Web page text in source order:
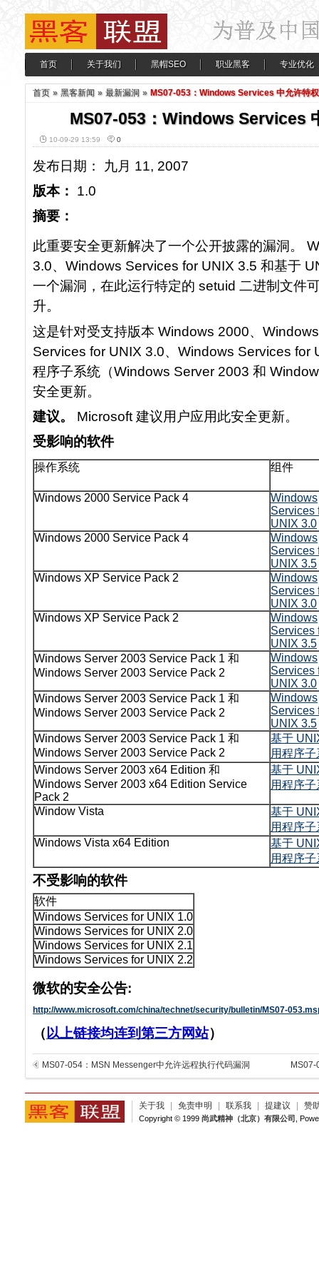
首页 关于我们 黑帽SEO 职业黑客 专业优化
首页 » 黑客新闻 » 最新漏洞 » MS07-053：Windows Services 中允许特
MS07-053：Windows Services
10-09-29 13:59 0
发布日期： 九月 11, 2007
版本： 1.0
摘要：
此重要安全更新解决了一个公开披露的漏洞。
3.0、Windows Services for UNIX 3.5 和基于
一个漏洞，在此运行特定的 setuid 二进制文件
升。
这是针对受支持版本 Windows 2000、
Services for UNIX 3.0、Windows Services for
程序子系统（Windows Server 2003 和
安全更新。
建议。
Microsoft 建议用户应用此安全更新。
受影响的软件
操作系统 组件
Windows 2000 Service Pack 4
Windows
Services
UNIX 3.0
Windows 2000 Service Pack 4
Windows
Services
UNIX 3.5
Windows XP Service Pack 2
Windows
Services
UNIX 3.0
Windows XP Service Pack 2
Windows
Services
UNIX 3.5
Windows Server 2003 Service Pack 1 和
Windows Server 2003 Service Pack 2
Windows
Services
UNIX 3.0
Windows Server 2003 Service Pack 1 和
Windows Server 2003 Service Pack 2
Windows
Services
UNIX 3.5
Windows Server 2003 Service Pack 1 和
Windows Server 2003 Service Pack 2
基于
用程序子
Windows Server 2003 x64 Edition 和
Windows Server 2003 x64 Edition Service
Pack 2
基于
用程序子
Window Vista
基于
用程序子
Windows Vista x64 Edition
基于
用程序子
不受影响的软件
软件
Windows Services for UNIX 1.0
Windows Services for UNIX 2.0
Windows Services for UNIX 2.1
Windows Services for UNIX 2.2
微软的安全公告:
http://www.microsoft.com/china/technet/security/bulletin/MS07-
（ 以上链接均连到第三方网站）
MS07-054：MSN Messenger中允许远程执行代码漏洞 MS07-
关于我 | 免责申明 | 联系我 | 提建议 | 赞
Copyright © 1999 尚武精神（北京）有限公司 ,